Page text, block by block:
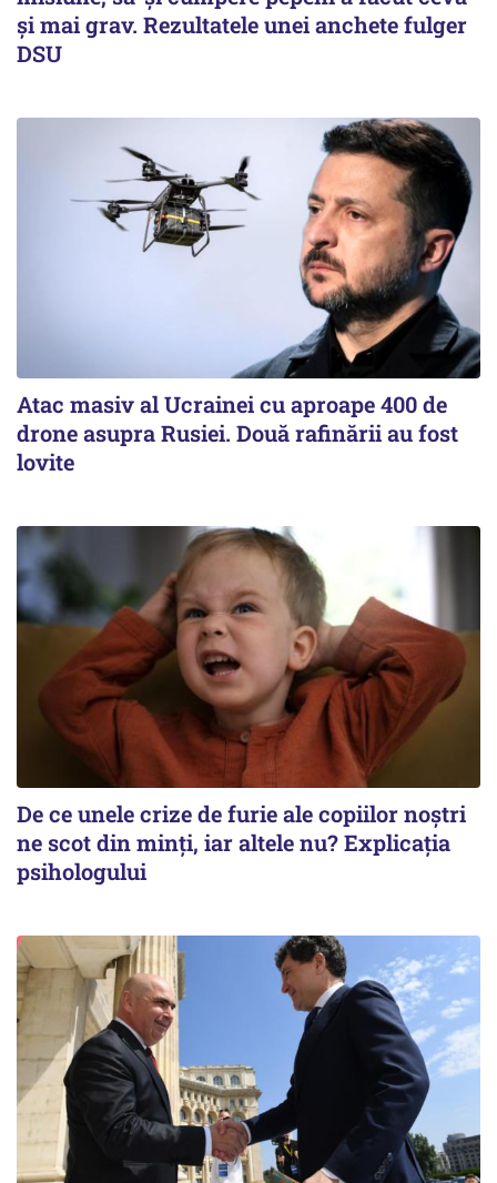
și mai grav. Rezultatele unei anchete fulger
DSU
Atac masiv al Ucrainei cu aproape 400 de
drone asupra Rusiei. Două rafinării au fost
lovite
De ce unele crize de furie ale copiilor noștri
ne scot din minți, iar altele nu? Explicația
psihologului